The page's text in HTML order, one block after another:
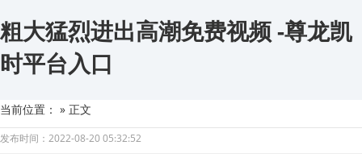
粗大猛烈进出高潮免费视频 -尊龙凯
时平台入口
当前位置： » 正文
发布时间：2022-08-20 05:32:52